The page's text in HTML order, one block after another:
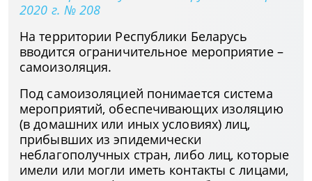
2020 г. № 208
На территории Республики Беларусь
вводится ограничительное мероприятие –
самоизоляция.
Под самоизоляцией понимается система
мероприятий, обеспечивающих изоляцию
(в домашних или иных условиях) лиц,
прибывших из эпидемически
неблагополучных стран, либо лиц, которые
имели или могли иметь контакты с лицами,